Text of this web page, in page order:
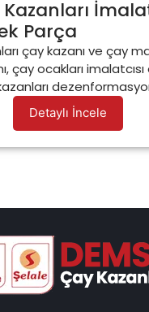
Parça
çay kazanı ve çay
çay ocakları
Detaylı İncele